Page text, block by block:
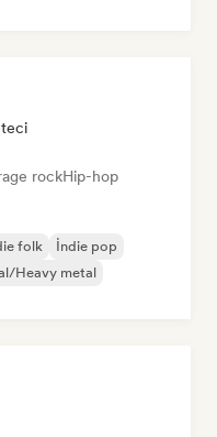
rockHip-hop
folk
İndie pop
Heavy metal